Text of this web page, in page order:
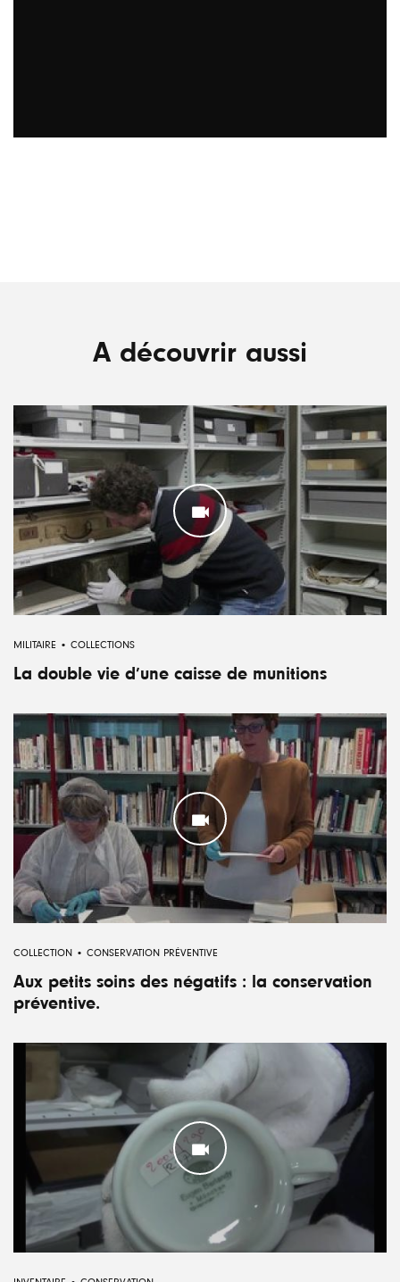
A découvrir aussi
MILITAIRE COLLECTIONS
La double vie d’une caisse de munitions
COLLECTION CONSERVATION PRÉVENTIVE
Aux petits soins des négatifs : la conservation
préventive.